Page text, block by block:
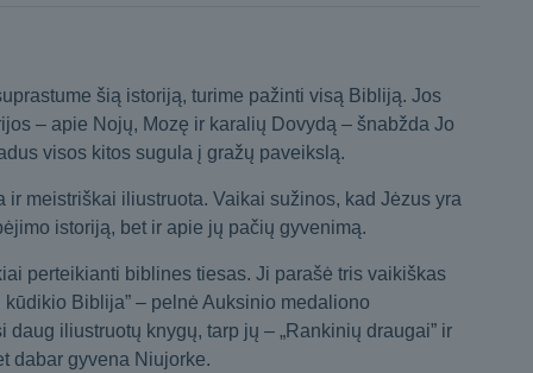
šią istoriją, turime pažinti visą Bibliją. Jos
– apie Nojų, Mozę ir karalių Dovydą – šnabžda Jo
visos kitos sugula į gražų paveikslą.
meistriškai iliustruota. Vaikai sužinos, kad Jėzus yra
istoriją, bet ir apie jų pačių gyvenimą.
perteikianti biblines tiesas. Ji parašė tris vaikiškas
Biblija” – pelnė Auksinio medaliono
iliustruotų knygų, tarp jų – „Rankinių draugai” ir
dabar gyvena Niujorke.